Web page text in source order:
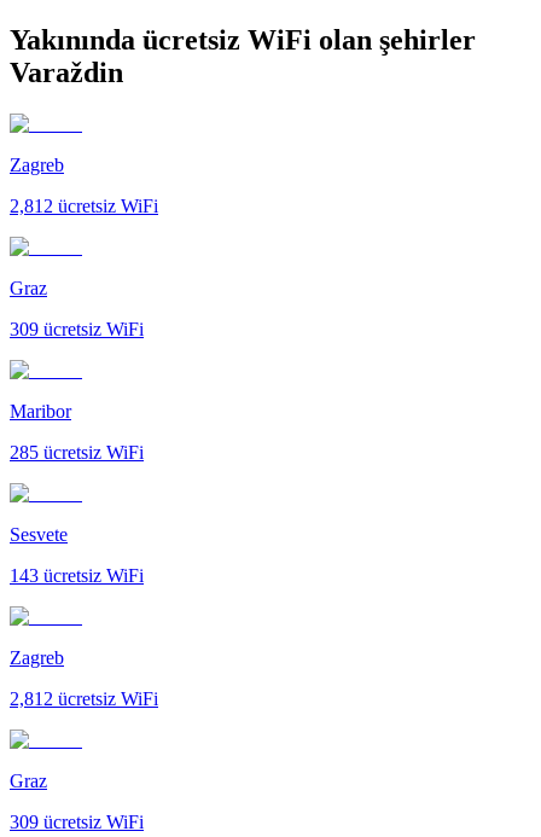
Yakınında ücretsiz WiFi olan şehirler
Varaždin
Zagreb
2,812 ücretsiz WiFi
Graz
309 ücretsiz WiFi
Maribor
285 ücretsiz WiFi
Sesvete
143 ücretsiz WiFi
Zagreb
2,812 ücretsiz WiFi
Graz
309 ücretsiz WiFi